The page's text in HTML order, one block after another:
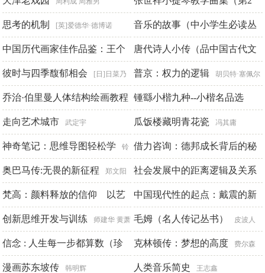
册） 张世祥编注
思考的机制 [英]爱德华·德博诺 音乐的故事（中小学生必读丛
书） 房龙
中国历代画家佳作品鉴：王个
簃 周玉全 潘嘉来 魏武 范达明
唐代诗人小传（品中国古代文
人） 马宁川
彼时与四季馥郁相会 [日]日菜乃 普京：权力的逻辑 胡贝特·塞佩尔
乔治·伯里曼人体结构绘画教程
乔治·伯里曼
锺繇小楷九种--小楷名品选
【中华书局出品】 载道文化编
走向艺术城市 武定宇 瓜饭楼藏明青花瓷 冯其庸
神奇笔记：思维导图轻松学 铃
铛子
借力咨询：德邦成长背后的秘
密 官同良 王祥伍
奥巴马传:无畏的新征程 郑文阳
王睿昕
社会发展中的距离逻辑及关系
动力 蔡东伟
梵高：颜料释放的信仰 以艺
术对抗疯狂 澄因
中国现代性的起点：戴震的新
古典世界 [美]胡明辉
创新思维开发与训练 师建华 黄萧
萧
毛姆（名人传记丛书） 皮波人
物国际名人研究中心编著
信念 : 人生每一步都算数（珍
藏版） 雷殿生
克林顿传：梦想的高度 费尔森
塔尔
漫画苏东坡传 韩明辉 人类音乐简史 王志鑫